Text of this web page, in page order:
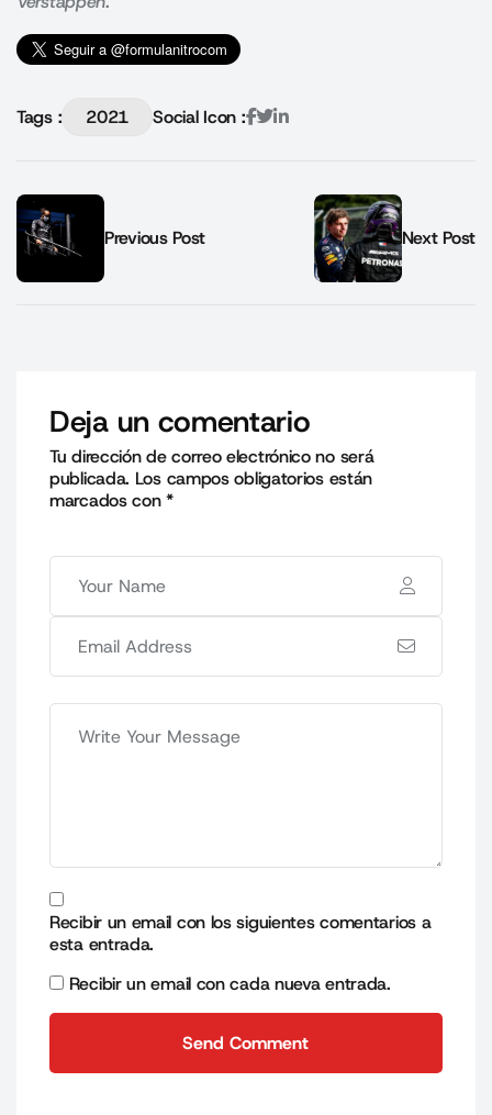
Tags : 2021 Social Icon :
Previous Post Next Post
Deja un comentario
Tu dirección de correo electrónico no será
publicada. Los campos obligatorios están
marcados con*
Recibir un email con los siguientes comentarios a
esta entrada.
Recibir un email con cada nueva entrada.
Send Comment